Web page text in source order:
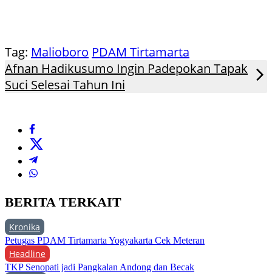
Tag: Malioboro PDAM Tirtamarta
Afnan Hadikusumo Ingin Padepokan Tapak
Suci Selesai Tahun Ini
BERITA TERKAIT
Kronika
Petugas PDAM Tirtamarta Yogyakarta Cek Meteran
Headline
TKP Senopati jadi Pangkalan Andong dan Becak